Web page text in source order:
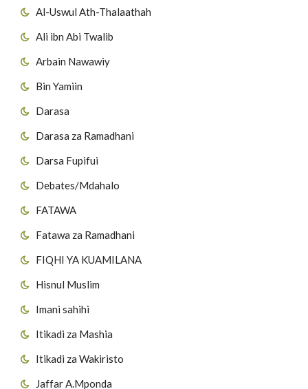
Al-Uswul Ath-Thalaathah
Ali ibn Abi Twalib
Arbain Nawawiy
Bin Yamiin
Darasa
Darasa za Ramadhani
Darsa Fupifui
Debates/Mdahalo
FATAWA
Fatawa za Ramadhani
FIQHI YA KUAMILANA
Hisnul Muslim
Imani sahihi
Itikadi za Mashia
Itikadi za Wakiristo
Jaffar A.Mponda